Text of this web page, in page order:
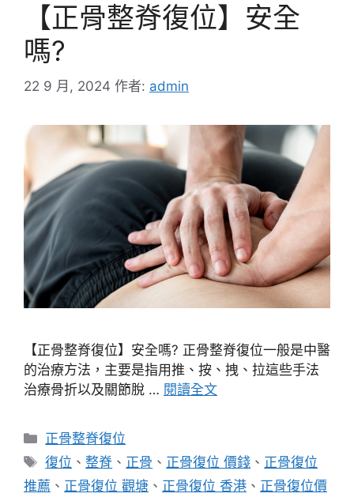
【正骨整脊復位】安全
嗎?
22 9 月, 2024 作者: admin
【正骨整脊復位】安全嗎? 正骨整脊復位一般是中醫
的治療方法，主要是指用推、按、拽、拉這些手法
治療骨折以及關節脫 … 閱讀全文
分
類
正骨整脊復位
標
籤
復位 、整脊 、 正骨 、 正骨復位 價錢 、 正骨復位
推薦 、 正骨復位 觀塘 、 正骨復位 香港 、 正骨復位價